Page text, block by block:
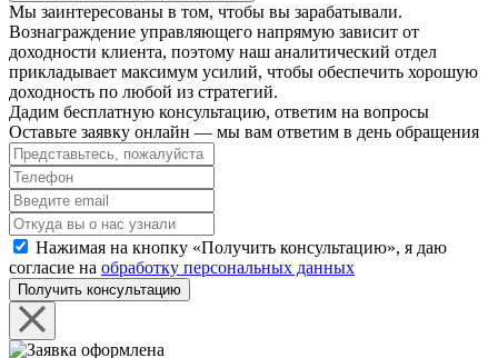
Мы заинтересованы в том, чтобы вы зарабатывали.
Вознаграждение управляющего напрямую зависит от
доходности клиента, поэтому наш аналитический отдел
прикладывает максимум усилий, чтобы обеспечить хорошую
доходность по любой из стратегий.
Дадим бесплатную консультацию, ответим на вопросы
Оставьте заявку онлайн — мы вам ответим в день обращения
Нажимая на кнопку «Получить консультацию», я даю
согласие на обработку персональных данных
Получить консультацию